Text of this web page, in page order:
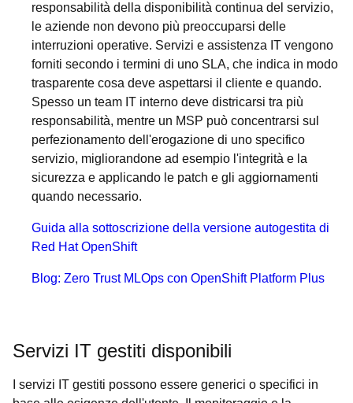
responsabilità della disponibilità continua del servizio,
le aziende non devono più preoccuparsi delle
interruzioni operative. Servizi e assistenza IT vengono
forniti secondo i termini di uno SLA, che indica in modo
trasparente cosa deve aspettarsi il cliente e quando.
Spesso un team IT interno deve districarsi tra più
responsabilità, mentre un MSP può concentrarsi sul
perfezionamento dell'erogazione di uno specifico
servizio, migliorandone ad esempio l'integrità e la
sicurezza e applicando le patch e gli aggiornamenti
quando necessario.
Guida alla sottoscrizione della versione autogestita di
Red Hat OpenShift
Blog: Zero Trust MLOps con OpenShift Platform Plus
Servizi IT gestiti disponibili
I servizi IT gestiti possono essere generici o specifici in